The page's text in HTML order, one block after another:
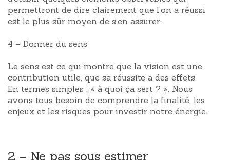
permettront de dire clairement que l’on a réussi
est le plus sûr moyen de s’en assurer.
4 – Donner du sens
Le sens est ce qui montre que la vision est une
contribution utile, que sa réussite a des effets.
En termes simples : « à quoi ça sert ? ». Nous
avons tous besoin de comprendre la finalité, les
enjeux et les risques pour investir notre énergie.
2 – Ne pas sous estimer